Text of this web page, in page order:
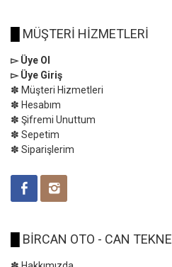
MÜŞTERİ HİZMETLERİ
▻ Üye Ol
▻ Üye Giriş
✽ Müşteri Hizmetleri
✽ Hesabım
✽ Şifremi Unuttum
✽ Sepetim
✽ Siparişlerim
BİRCAN OTO - CAN TEKNE